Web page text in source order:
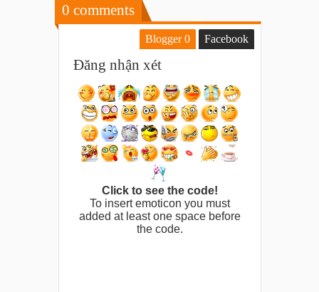
0 comments
Blogger0 Facebook
Đăng nhận xét
Click to see the code!
To insert emoticon you must
added at least one space before
the code.